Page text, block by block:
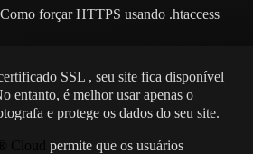
Como forçar HTTPS usando .htaccess
SSL , seu site fica disponível
entanto, é melhor usar apenas o
e protege os dados do seu site.
permite que os usuários